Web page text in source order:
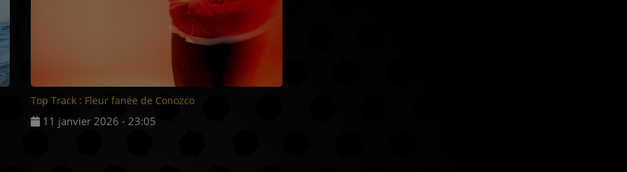
Top Track : Fleur fanée de Conozco
11 janvier 2026 - 23:05